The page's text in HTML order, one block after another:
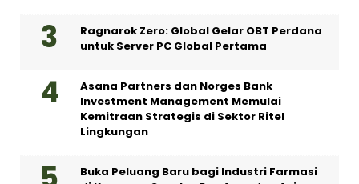
Ragnarok Zero: Global Gelar OBT Perdana
untuk Server PC Global Pertama
Asana Partners dan Norges Bank
Investment Management Memulai
Kemitraan Strategis di Sektor Ritel
Lingkungan
Buka Peluang Baru bagi Industri Farmasi